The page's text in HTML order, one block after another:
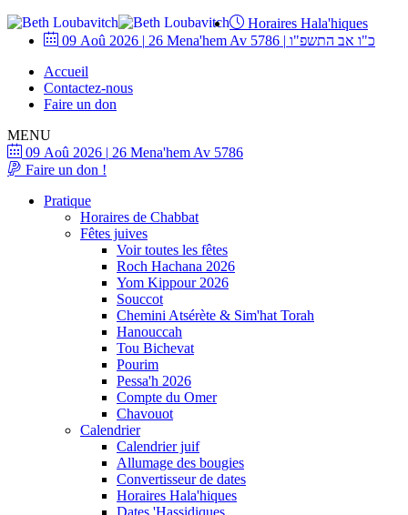
Horaires Hala'hiques
09 Aoû 2026 | 26 Mena'hem Av 5786 | כ"ו אב התשפ"ו
Accueil
Contactez-nous
Faire un don
MENU
09 Aoû 2026 | 26 Mena'hem Av 5786
Faire un don !
Pratique
Horaires de Chabbat
Fêtes juives
Voir toutes les fêtes
Roch Hachana 2026
Yom Kippour 2026
Souccot
Chemini Atsérète & Sim'hat Torah
Hanouccah
Tou Bichevat
Pourim
Pessa'h 2026
Compte du Omer
Chavouot
Calendrier
Calendrier juif
Allumage des bougies
Convertisseur de dates
Horaires Hala'hiques
Dates 'Hassidiques